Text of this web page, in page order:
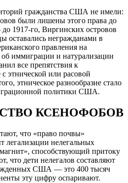
гражданства США не имели:
были лишены этого права до
1917-го, Виргинских островов
негражданами в
правления на
иммиграции и натурализации
все препятствия к
этнической или расовой
этническое разнообразие стало
политики США.
КСЕНОФОБОВ
что «право почвы»
легализации нелегальных
способствующий притоку
что дети нелегалов составляют
США — это 400 тысяч
эту цифру оспаривают.